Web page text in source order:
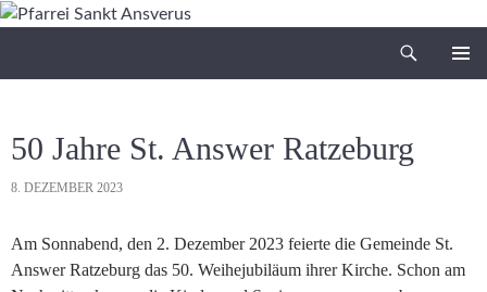
Zum
50 Jahre St. Answer Ratzeburg
8. DEZEMBER 2023
Am Sonnabend, den 2. Dezember 2023 feierte die Gemeinde St.
Answer Ratzeburg das 50. Weihejubiläum ihrer Kirche. Schon am